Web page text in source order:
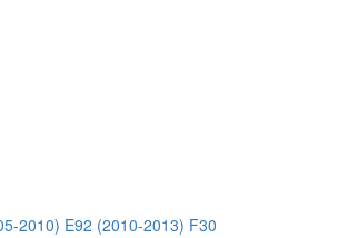
2010) E92 (2010-2013) F30